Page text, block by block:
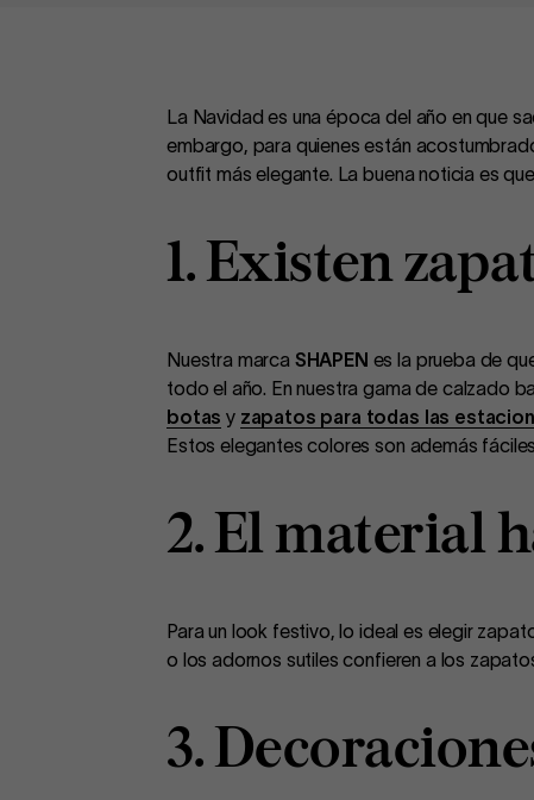
La Navidad es una época del año en que
embargo, para quienes están
outfit más elegante. La buena noticia es
1. Existen
Nuestra marca SHAPEN es la prueba de
todo el año. En nuestra gama de calzado
botas y zapatos para todas las
Estos elegantes colores son además
2. El material
Para un look festivo, lo ideal es elegir
o los adornos sutiles confieren a los
3.